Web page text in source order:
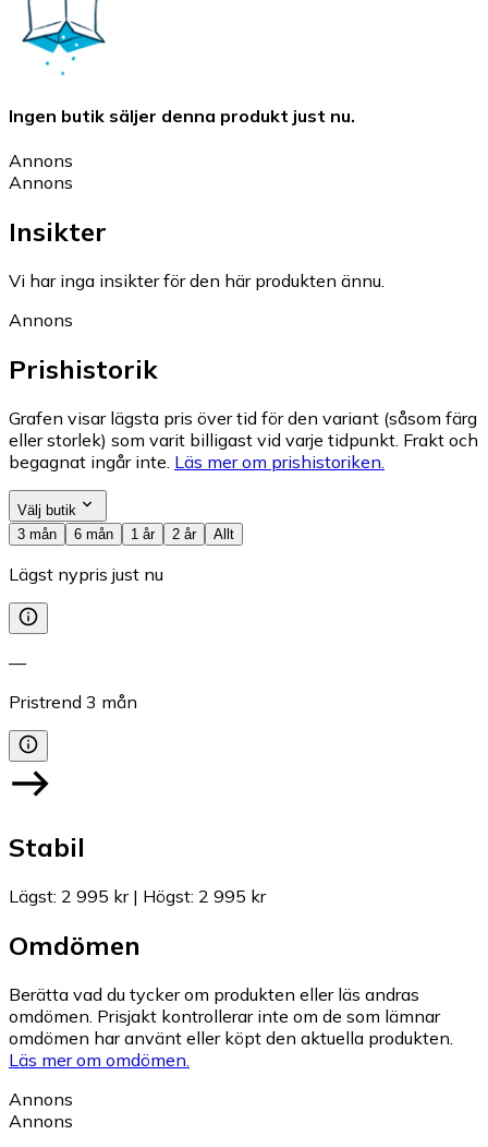
Ingen butik säljer denna produkt just nu.
Annons
Annons
Insikter
Vi har inga insikter för den här produkten ännu.
Annons
Prishistorik
Grafen visar lägsta pris över tid för den variant (såsom färg
eller storlek) som varit billigast vid varje tidpunkt. Frakt och
begagnat ingår inte. Läs mer om prishistoriken.
Välj butik
3 mån
6 mån 1 år 2 år Allt
Lägst nypris just nu
—
Pristrend 3 mån
Stabil
Lägst: 2 995 kr| Högst: 2 995 kr
Omdömen
Berätta vad du tycker om produkten eller läs andras
omdömen. Prisjakt kontrollerar inte om de som lämnar
omdömen har använt eller köpt den aktuella produkten.
Läs mer om omdömen.
Annons
Annons